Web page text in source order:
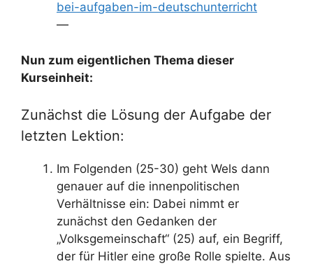
bei-aufgaben-im-deutschunterricht
—
Nun zum eigentlichen Thema dieser
Kurseinheit:
Zunächst die Lösung der Aufgabe der
letzten Lektion:
Im Folgenden (25-30) geht Wels dann
genauer auf die innenpolitischen
Verhältnisse ein: Dabei nimmt er
zunächst den Gedanken der
„Volksgemeinschaft“ (25) auf, ein Begriff,
der für Hitler eine große Rolle spielte. Aus